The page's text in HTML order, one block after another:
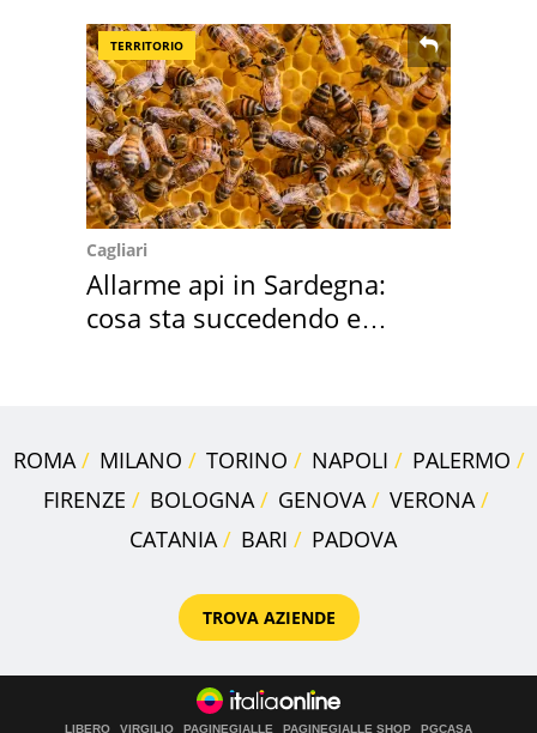
TERRITORIO
Cagliari
Allarme api in Sardegna:
cosa sta succedendo e
ROMA MILANO TORINO NAPOLI
PALERMO
FIRENZE
BOLOGNA GENOVA
VERONA
CATANIA
BARI PADOVA
TROVA AZIENDE
LIBERO VIRGILIO PAGINEGIALLE PAGINEGIALLE SHOP
PGCASA